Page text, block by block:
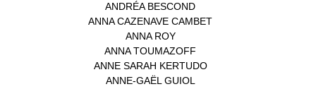
ANDRÉA BESCOND
ANNA CAZENAVE CAMBET
ANNA ROY(1)
ANNA TOUMAZOFF
ANNE SARAH KERTUDO(1)
ANNE-GAËL GUIOL